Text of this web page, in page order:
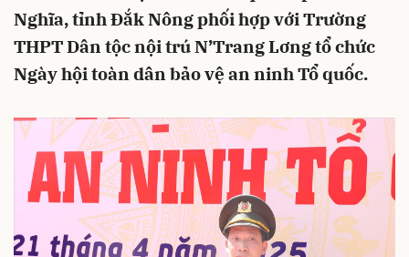
Nghĩa, tỉnh Đắk Nông phối hợp với Trường
THPT Dân tộc nội trú N’Trang Lơng tổ chức
Ngày hội toàn dân bảo vệ an ninh Tổ quốc.